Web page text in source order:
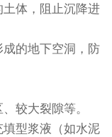
体，阻止沉降进
的地下空洞，防
较大裂隙等。
型浆液（如水泥